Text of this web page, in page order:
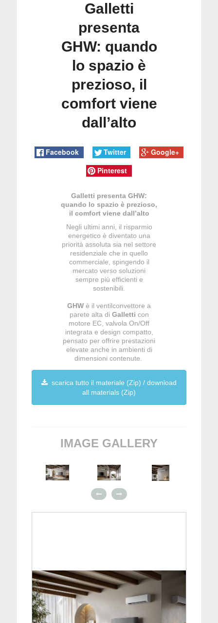
Galletti
presenta
GHW: quando
lo spazio è
prezioso, il
comfort viene
dall’alto
Facebook Twitter
Google+
Pinterest
Galletti presenta GHW:
quando lo spazio è prezioso,
il comfort viene dall’alto
Negli ultimi anni, il risparmio
energetico è diventato una
priorità assoluta sia nel settore
residenziale che in quello
commerciale, spingendo il
mercato verso soluzioni
sempre più efficienti e
sostenibili.
GHW è il ventilconvettore a
parete alta di Galletti con
motore EC, valvola On/Off
integrata e design compatto,
pensato per offrire prestazioni
elevate anche in ambienti di
dimensioni contenute.
scarica tutto il materiale (Zip) / download
all materials (Zip)
IMAGE GALLERY